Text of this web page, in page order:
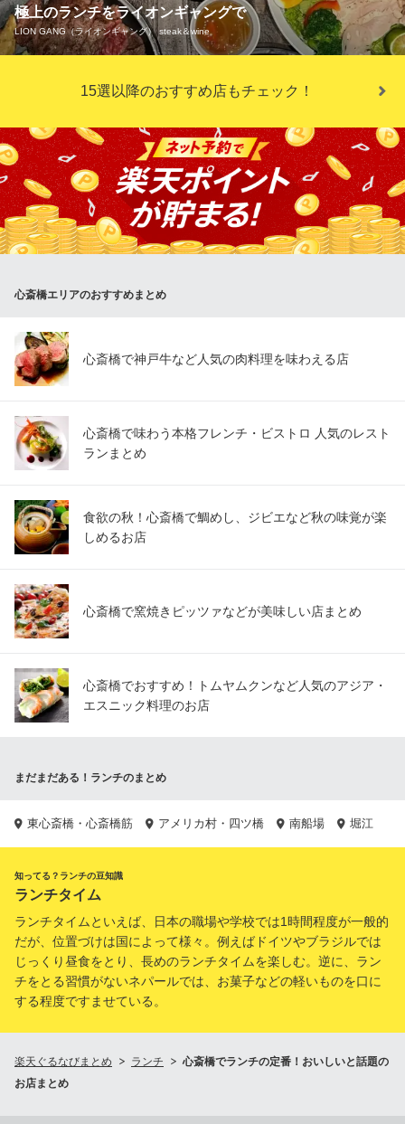
ワインビュッフェと肉 BUTCHER＆WINE 心斎橋パルコ
ワインビュッフェと肉
大阪メトロ御堂筋線心斎橋駅 徒歩1分
焼肉 まるしま 心斎橋店
仲卸問屋直営店／焼肉
大阪メトロ御堂筋線心斎橋駅1番出口 徒歩7分
極上のランチをライオンギャングで
LION GANG（ライオンギャング） steak＆wine
ふっくらジューシー『当店人気No. 1ハンバーグ』や国産牛のお肉
をふんだんに使用した『ローストビーフ』など自慢のランチメニ
ピート率◎。是非皆様のご利用をお待ちしております。
おすすめランチメニュー
ライオンギャング特製 オリジナルハンバーグランチ
180ｇ 1,480円(税込)
ランチメニューをもっと見る
ステーキバル
大阪メトロ四つ橋線本町駅 徒歩5分
大阪府大阪市西区新町1-13-17
15選以降のおすすめ店もチェック！
心斎橋エリアのおすすめまとめ
心斎橋で神戸牛など人気の肉料理を味わえる店
心斎橋で味わう本格フレンチ・ビストロ 人気のレスト
ランまとめ
食欲の秋！心斎橋で鯛めし、ジビエなど秋の味覚が楽
しめるお店
心斎橋で窯焼きピッツァなどが美味しい店まとめ
心斎橋でおすすめ！トムヤムクンなど人気のアジア・
エスニック料理のお店
まだまだある！ランチのまとめ
東心斎橋・心斎橋筋 アメリカ村・四ツ橋 南船場 堀江
知ってる？ランチの豆知識
ランチタイム
ランチタイムといえば、日本の職場や学校では1時間程度が一般的
だが、位置づけは国によって様々。例えばドイツやブラジルでは
じっくり昼食をとり、長めのランチタイムを楽しむ。逆に、ラン
チをとる習慣がないネパールでは、お菓子などの軽いものを口に
する程度ですませている。
楽天ぐるなびまとめ ランチ
心斎橋でランチの定番！おいしいと話題の
お店まとめ